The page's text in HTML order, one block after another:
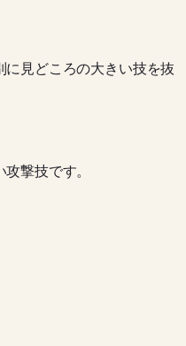
見どころの大きい技を抜
撃技です。